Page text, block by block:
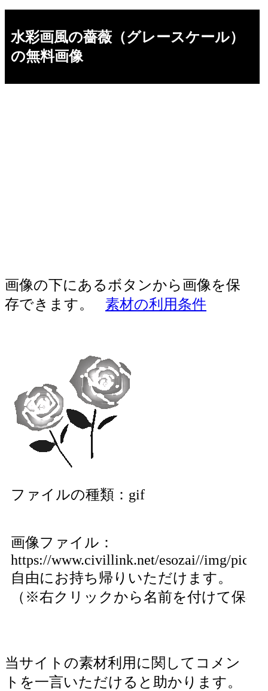
水彩画風の薔薇（グレースケール）
の無料画像
画像の下にあるボタンから画像を保
存できます。
素材の利用条件
ファイルの種類：gif
画像ファイル：
https://www.civillink.net/esozai//img/
自由にお持ち帰りいただけます。
（※右クリックから名前を付けて保存
当サイトの素材利用に関してコメン
トを一言いただけると助かります。